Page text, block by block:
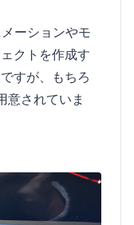
ーションやモ
クトを作成す
すが、もちろ
意されていま